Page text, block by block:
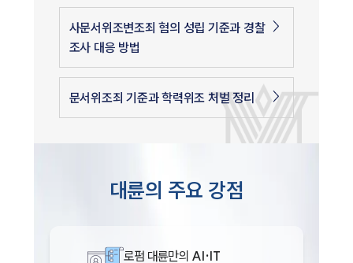
사문서위조변조죄 혐의 성립 기준과 경찰
조사 대응 방법
문서위조죄 기준과 학력위조 처벌 정리
대륜의 주요 강점
로펌 대륜만의 AI·IT